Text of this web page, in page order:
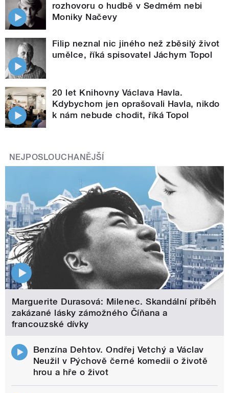
rozhovoru o hudbě v Sedmém nebi
Moniky Načevy
Filip neznal nic jiného než zběsilý život
umělce, říká spisovatel Jáchym Topol
20 let Knihovny Václava Havla.
Kdybychom jen oprašovali Havla, nikdo
k nám nebude chodit, říká Topol
NEJPOSLOUCHANĚJŠÍ
Marguerite Durasová: Milenec. Skandální příběh
zakázané lásky zámožného Číňana a
francouzské dívky
Benzína Dehtov. Ondřej Vetchý a Václav
Neužil v Pýchově černé komedii o životě
hrou a hře o život